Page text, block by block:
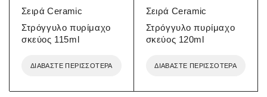
Σειρά Ceramic
Στρόγγυλο πυρίμαχο
σκεύος 115ml
ΔΙΑΒΆΣΤΕ ΠΕΡΙΣΣΌΤΕΡΑ
Σειρά Ceramic
Στρόγγυλο πυρίμαχο
σκεύος 120ml
ΔΙΑΒΆΣΤΕ ΠΕΡΙΣΣΌΤΕΡΑ